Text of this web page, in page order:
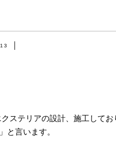
ステリアの設計、施工してお
と言います。